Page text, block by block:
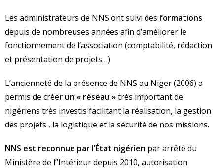
Les administrateurs de NNS ont suivi des formations
depuis de nombreuses années afin d’améliorer le
fonctionnement de l’association (comptabilité, rédaction
et présentation de projets…)
L’ancienneté de la présence de NNS au Niger (2006) a
permis de créer un « réseau »très important de
nigériens très investis facilitant la réalisation, la gestion
des projets , la logistique et la sécurité de nos missions.
NNS est reconnue par l’État nigérien par arrêté du
Ministère de l’’Intérieur depuis 2010, autorisation